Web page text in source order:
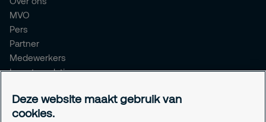
MVO
Pers
Partner
Medewerkers
Investor relations
Certificeringen
Aanmeldformulieren installatiepartners
Deze website maakt gebruik van
cookies.